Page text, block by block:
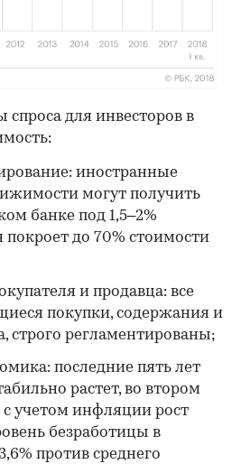
для инвесторов в
иностранные
могут получить
банке под 1,5–2%
покроет до 70% стоимости
и продавца: все
покупки, содержания и
строго регламентированы;
последние пять лет
растет, во втором
с учетом инфляции рост
безработицы в
против среднего